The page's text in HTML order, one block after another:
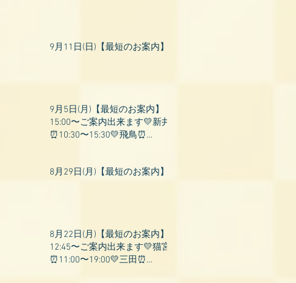
9月11日(日)【最短のお案内】
9月5日(月)【最短のお案内】
15:00〜ご案内出来ます💛新井
⏰10:30〜15:30💛飛鳥⏰
8月29日(月)【最短のお案内】
8月22日(月)【最短のお案内】
12:45〜ご案内出来ます💛猫宮
⏰11:00〜19:00💛三田⏰